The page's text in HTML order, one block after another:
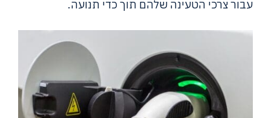
עבור צרכי הטעינה שלהם תוך כדי תנועה.